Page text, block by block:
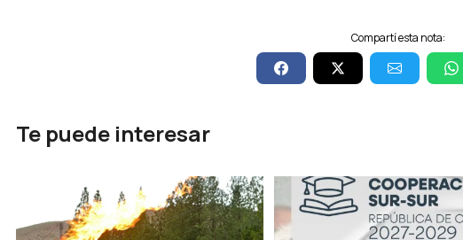
Compartí esta nota:
Te puede interesar